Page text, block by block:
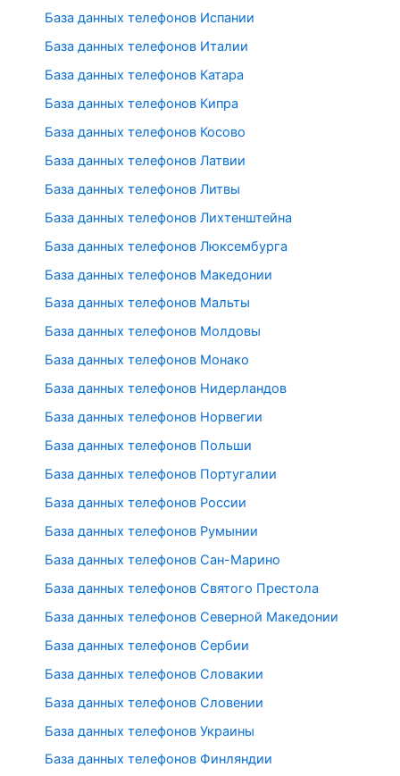
База данных телефонов Испании
База данных телефонов Италии
База данных телефонов Катара
База данных телефонов Кипра
База данных телефонов Косово
База данных телефонов Латвии
База данных телефонов Литвы
База данных телефонов Лихтенштейна
База данных телефонов Люксембурга
База данных телефонов Македонии
База данных телефонов Мальты
База данных телефонов Молдовы
База данных телефонов Монако
База данных телефонов Нидерландов
База данных телефонов Норвегии
База данных телефонов Польши
База данных телефонов Португалии
База данных телефонов России
База данных телефонов Румынии
База данных телефонов Сан-Марино
База данных телефонов Святого Престола
База данных телефонов Северной Македонии
База данных телефонов Сербии
База данных телефонов Словакии
База данных телефонов Словении
База данных телефонов Украины
База данных телефонов Финляндии